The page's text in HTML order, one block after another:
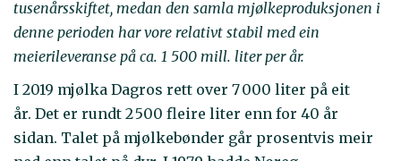
tusenårsskiftet, medan den samla mjølkeproduksjonen i
denne perioden har vore relativt stabil med ein
meierileveranse på ca. 1 500 mill. liter per år.
I 2019 mjølka Dagros rett over 7 000 liter på eit
år. Det er rundt 2 500 fleire liter enn for 40 år
sidan. Talet på mjølkebønder går prosentvis meir